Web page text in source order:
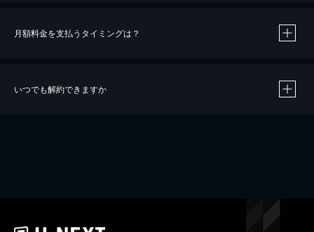
※40％ポイント還元の対象は、クレジットカード決済による作品の購入 / レンタルです。
iOSアプリのUコイン決済による作品の購入 / レンタルは、20％のポイント還元です。
月額料金を支払うタイミングは？
いつでも解約できますか